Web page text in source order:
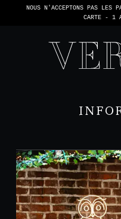
NOUS N'ACCEPTONS PAS LES
CARTE - 1